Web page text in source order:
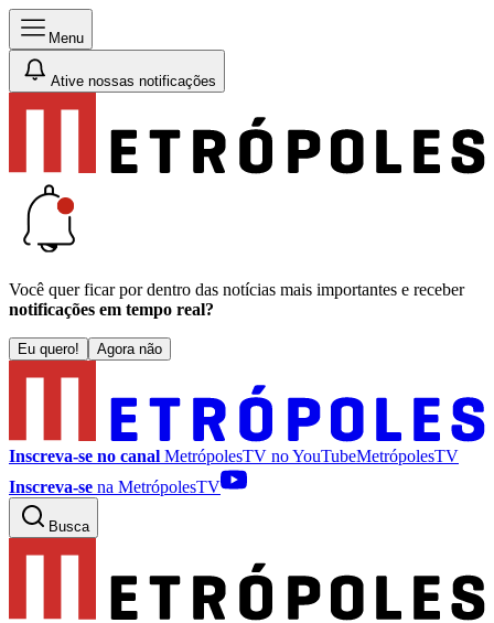
Menu
Ative nossas notificações
Você quer ficar por dentro das notícias mais importantes e receber
notificações em tempo real?
Eu quero! Agora não
Inscreva-se no canal MetrópolesTV noYouTubeMetrópolesTV
Inscreva-se na MetrópolesTV
Busca